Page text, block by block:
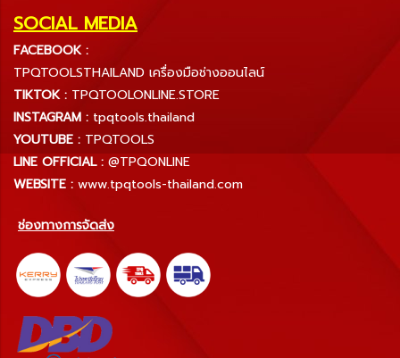
SOCIAL MEDIA
FACEBOOK :
TPQTOOLSTHAILAND เครื่องมือช่างออนไลน์
TIKTOK : TPQTOOLONLINE.STORE
INSTAGRAM : tpqtools.thailand
YOUTUBE : TPQTOOLS
LINE OFFICIAL : @TPQONLINE
WEBSITE : www.tpqtools-thailand.com
ช่องทางการจัดส่ง